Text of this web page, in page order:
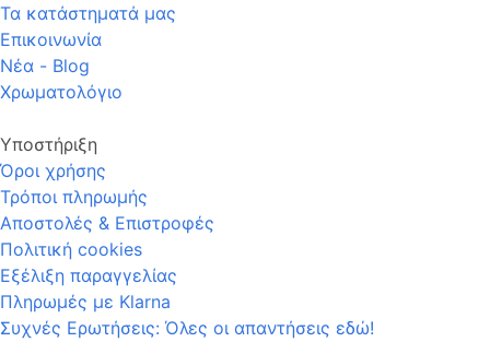
Τα κατάστηματά μας
Επικοινωνία
Νέα - Blog
Χρωματολόγιο
Υποστήριξη
Όροι χρήσης
Τρόποι πληρωμής
Αποστολές & Επιστροφές
Πολιτική cookies
Εξέλιξη παραγγελίας
Πληρωμές με Klarna
Συχνές Ερωτήσεις: Όλες οι απαντήσεις εδώ!